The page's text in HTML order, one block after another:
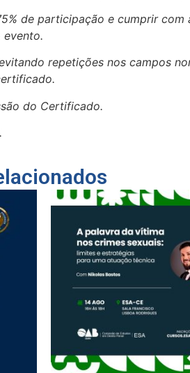
de participação e cumprir
repetições nos campos
do Certificado.